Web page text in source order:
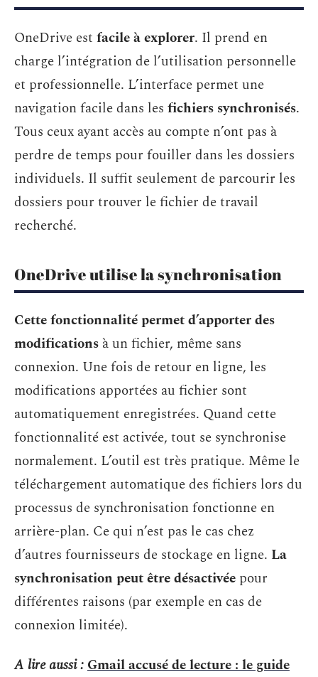
OneDrive est facile à explorer. Il prend en
charge l’intégration de l’utilisation personnelle
et professionnelle. L’interface permet une
navigation facile dans les fichiers synchronisés.
Tous ceux ayant accès au compte n’ont pas à
perdre de temps pour fouiller dans les dossiers
individuels. Il suffit seulement de parcourir les
dossiers pour trouver le fichier de travail
recherché.
OneDrive utilise la synchronisation
Cette fonctionnalité permet d’apporter des
modifications à un fichier, même sans
connexion. Une fois de retour en ligne, les
modifications apportées au fichier sont
automatiquement enregistrées. Quand cette
fonctionnalité est activée, tout se synchronise
normalement. L’outil est très pratique. Même le
téléchargement automatique des fichiers lors du
processus de synchronisation fonctionne en
arrière-plan. Ce qui n’est pas le cas chez
d’autres fournisseurs de stockage en ligne. La
synchronisation peut être désactivée pour
différentes raisons (par exemple en cas de
connexion limitée).
A lire aussi :Gmail accusé de lecture : le guide